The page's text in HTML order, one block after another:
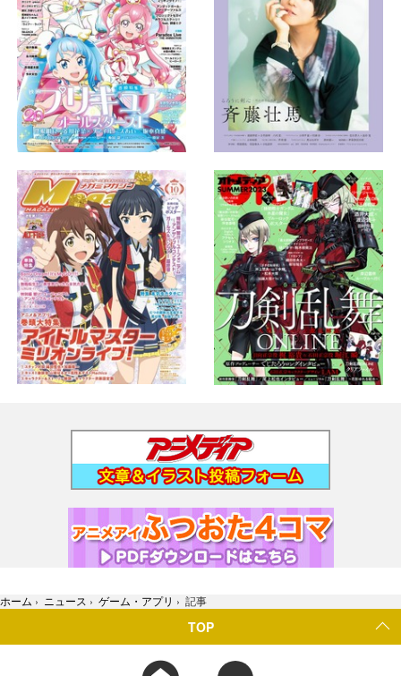
ホーム › ニュース › ゲーム・アプリ › 記事
TOP